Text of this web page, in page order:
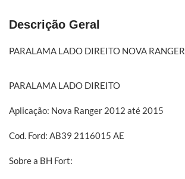
Descrição Geral
PARALAMA LADO DIREITO NOVA RANGER
PARALAMA LADO DIREITO
Aplicação: Nova Ranger 2012 até 2015
Cod. Ford: AB39 2116015 AE
Sobre a BH Fort: